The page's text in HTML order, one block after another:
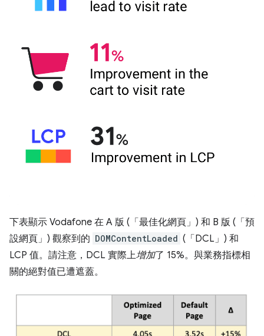
下表顯示 Vodafone 在 A 版 (「最佳化網頁」) 和 B 版 (「預
設網頁」) 觀察到的 DOMContentLoaded (「DCL」) 和
LCP 值。請注意，DCL 實際上增加了 15%。與業務指標相
關的絕對值已遭遮蓋。